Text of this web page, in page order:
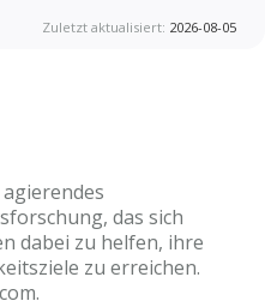
Zuletzt aktualisiert: 2026-08-05
das sich
dabei zu helfen, ihre
zu erreichen.